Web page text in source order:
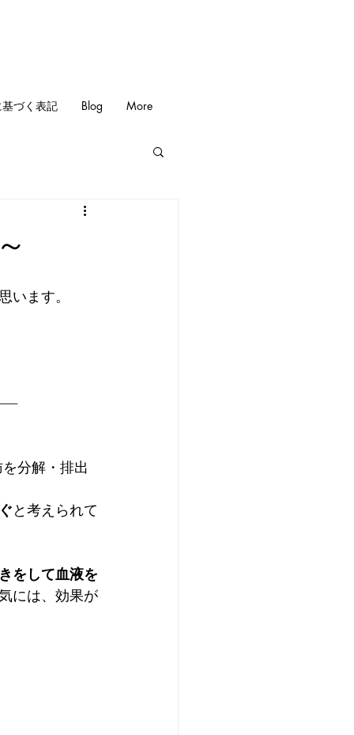
づく表記 Blog More
ます。
分解・排出
と考えられて
をして血液を
には、効果が